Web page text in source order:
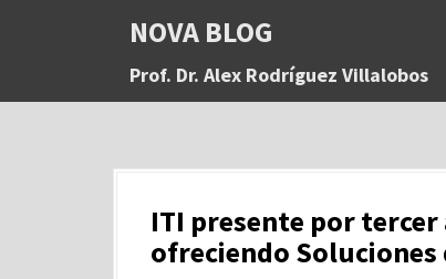
a
NOVA BLOG
Prof. Dr. Alex Rodríguez Villalobos
ITI presente por
ofreciendo